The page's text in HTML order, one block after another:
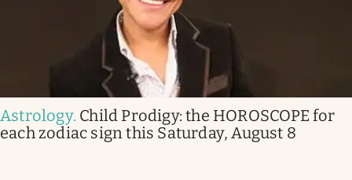
Astrology. Child Prodigy: the HOROSCOPE for
each zodiac sign this Saturday, August 8